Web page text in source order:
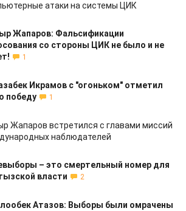
атаки на системы ЦИК
Жапаров: Фальсификации
со стороны ЦИК не было и не
1
Икрамов с "огоньком" отметил
победу
1
Жапаров встретился с главами миссий
наблюдателей
– это смертельный номер для
власти
2
Атазов: Выборы были омрачены